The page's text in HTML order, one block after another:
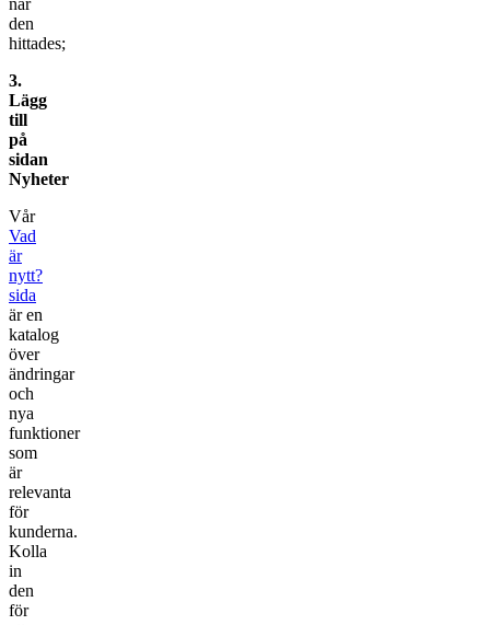
den
hittades;
3.
Lägg
till
på
sidan
Nyheter
Vår
Vad
är
nytt?
sida
är en
katalog
över
ändringar
och
nya
funktioner
som
är
relevanta
för
kunderna.
Kolla
in
den
för